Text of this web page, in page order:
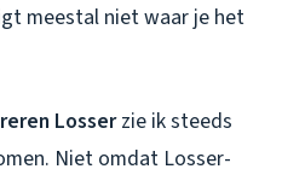
meestal niet waar je het
Losserzie ik steeds
Niet omdat Losser-